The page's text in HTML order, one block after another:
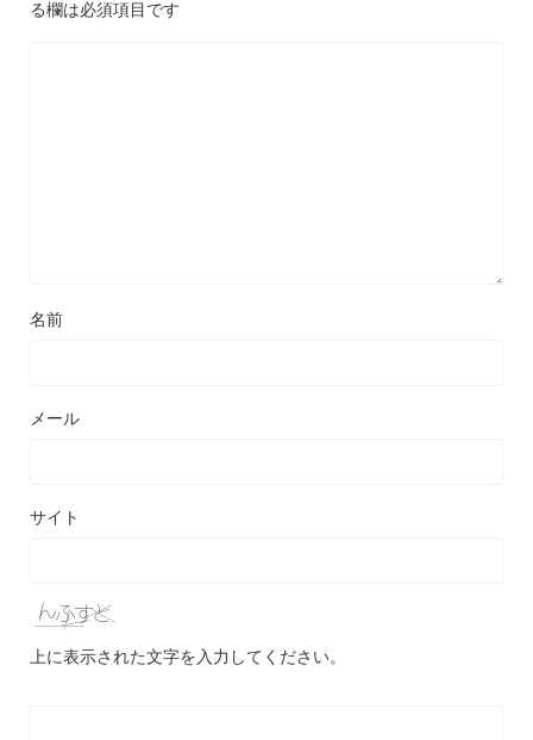
る欄は必須項目です
名前
メール
サイト
上に表示された文字を入力してください。